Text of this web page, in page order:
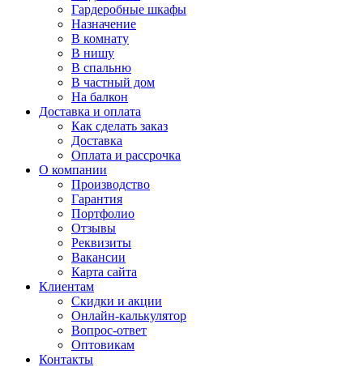
Гардеробные шкафы
Назначение
В комнату
В нишу
В спальню
В частный дом
На балкон
Доставка и оплата
Как сделать заказ
Доставка
Оплата и рассрочка
О компании
Производство
Гарантия
Портфолио
Отзывы
Реквизиты
Вакансии
Карта сайта
Клиентам
Скидки и акции
Онлайн-калькулятор
Вопрос-ответ
Оптовикам
Контакты